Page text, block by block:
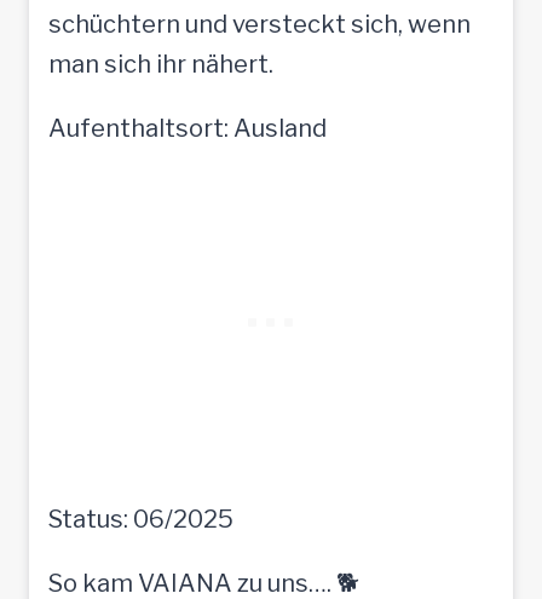
schüchtern und versteckt sich, wenn
man sich ihr nähert.
Aufenthaltsort: Ausland
Status: 06/2025
So kam VAIANA zu uns…. 🐕